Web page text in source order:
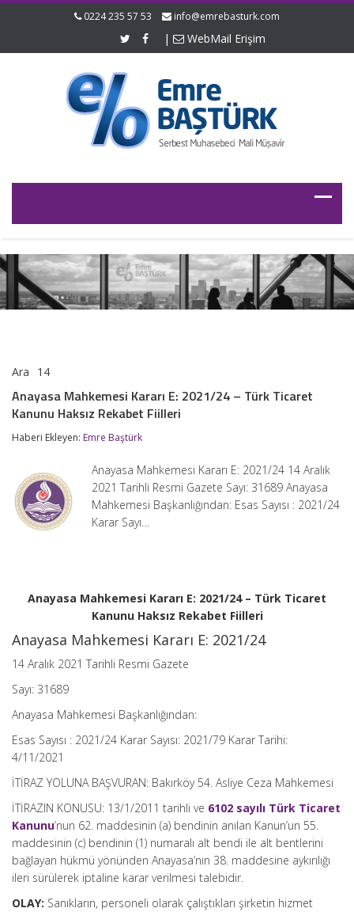
0224 235 57 53 info@emrebasturk.com
| WebMail Erişim
Ara 14
Kararı
E:
–
Ticaret
Haksız
Rekabet
Fiilleri
Anayasa Mahkemesi Kararı E: 2021/24 – Türk Ticaret
Kanunu Haksız Rekabet Fiilleri
Haberi Ekleyen: Emre Baştürk
Anayasa Mahkemesi Kararı E: 2021/24 14 Aralık
2021 Tarihli Resmi Gazete Sayı: 31689 Anayasa
Mahkemesi Başkanlığından: Esas Sayısı : 2021/24
Karar Sayı…
Anayasa Mahkemesi Kararı E: 2021/24 – Türk Ticaret
Kanunu Haksız Rekabet Fiilleri
Anayasa Mahkemesi Kararı E: 2021/24
14 Aralık 2021 Tarihli Resmi Gazete
Sayı: 31689
Anayasa Mahkemesi Başkanlığından:
Esas Sayısı : 2021/24 Karar Sayısı: 2021/79 Karar Tarihi:
4/11/2021
İTİRAZ YOLUNA BAŞVURAN: Bakırköy 54. Asliye Ceza Mahkemesi
İTİRAZIN KONUSU: 13/1/2011 tarihli ve 6102 sayılı Türk Ticaret
Kanunu’nun 62. maddesinin (a) bendinin anılan Kanun’un 55.
maddesinin (c) bendinin (1) numaralı alt bendi ile alt bentlerini
bağlayan hükmü yönünden Anayasa’nın 38. maddesine aykırılığı
ileri sürülerek iptaline karar verilmesi talebidir.
OLAY: Sanıkların, personeli olarak çalıştıkları şirketin hizmet